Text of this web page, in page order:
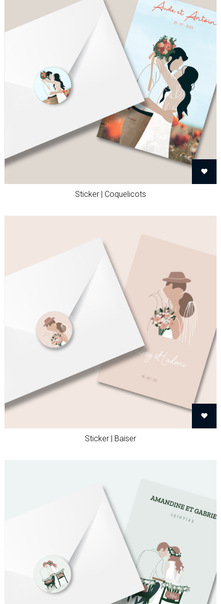
Sticker | Coquelicots
Sticker | Baiser